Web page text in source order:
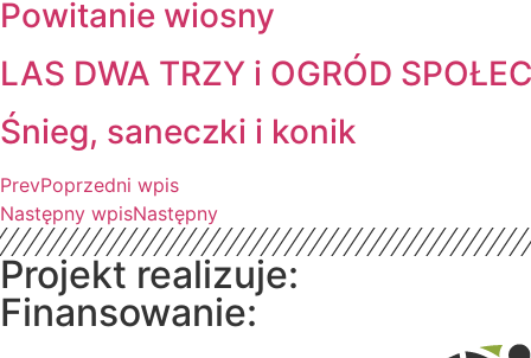
Powitanie wiosny
LAS DWA TRZY i OGRÓD
Śnieg, saneczki i konik
PrevPoprzedni wpis
Następny wpisNastępny
Projekt realizuje:
Finansowanie: